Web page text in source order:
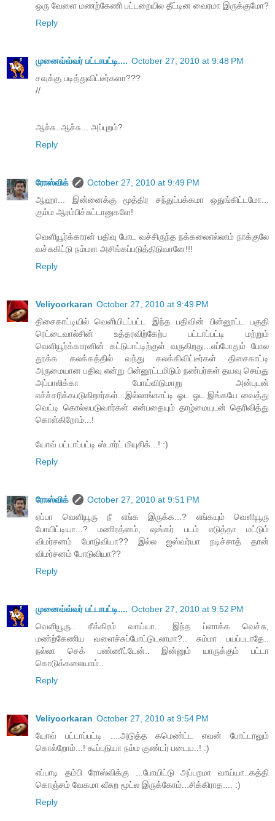
ஒரு வேளை மணற்கேணி பட்டறையில தீட்டின வைரமா இருக்குமோ?
Reply
முனைவ்வ்வர் பட்டாபட்டி.... October 27, 2010 at 9:48 PM
சவுக்கு படித்துவிட்டீர்களா???
//
ஆச்சு..ஆச்சு... அப்புறம்?
Reply
ரோஸ்விக்
October 27, 2010 at 9:49 PM
ஆஹா... இன்னைக்கு மூத்திர சந்துப்பக்கமா ஒதுங்கிட்டமோ...
கும்ம ஆரம்பிச்சுட்டானுகளே!
வெளியூர்க்காரன் பதிவு போட வச்சிருந்த நக்கலைஎல்லாம் நாக்குலே
வச்சுகிட்டு நம்மள அசிங்கப்படுத்திடுவானே!!!
Reply
Veliyoorkaran October 27, 2010 at 9:49 PM
திசைகாட்டியில் வெளியிடப்பட்ட இந்த பதிவின் பின்னூட்ட பகுதி
ரெட்டைவால்சின் உத்தரவிற்கேற்ப பட்டாப்பட்டி மற்றும்
வெளியூர்க்காரனின் கட்டுபாட்டிற்குள் வருகிறது...எப்போதும் போல
தூக்க கலக்கத்தில் வந்து கலக்கிவிட்டீர்கள் திசைகாட்டி
அருமையான பதிவு என்று பின்னூட்டமிடும் நண்பர்கள் தயவு செய்து
அப்பாலிக்கா போய்விடுமாறு அன்புடன்
எச்ச்சரிக்கபடுகிறார்கள்...இல்லாங்காட்டி ஓட ஓட இங்கயே வைத்து
வெட்டி கொல்லபடுவார்கள் என்பதையும் தாழ்மையுடன் தெரிவித்து
கொள்கிறோம்...!
யோவ் பட்டாப்பட்டி ஸ்டார்ட் மியுசிக்...! :)
Reply
ரோஸ்விக்
October 27, 2010 at 9:51 PM
ஏப்பா வெளியூரு நீ எங்க இருக்க...? எங்கயும் வெளியூரு
போயிட்டியா...? மணிரத்னம், ஷங்கர் படம் எடுத்தா மட்டும்
விமர்சனம் போடுவியா?? இல்ல ஐஸ்வர்யா நடிச்சாத் தான்
விமர்சனம் போடுவியா??
Reply
முனைவ்வ்வர் பட்டாபட்டி.... October 27, 2010 at 9:52 PM
வெளியூரு.. சீக்கிரம் வாய்யா.. இந்த ப்ளாக்க வெச்சு,
மண்ற்கேணிய வளைச்சுப்போட்டுடலாமா?.. சும்மா பயப்படாதே..
நல்லா செக் பண்ணீட்டேன்.. இன்னும் யாருக்கும் பட்டா
கொடுக்கலையாம்..
Reply
Veliyoorkaran October 27, 2010 at 9:54 PM
யோவ் பட்டாப்பட்டி ....அடுத்த கமெண்ட்ட எவன் போட்டாலும்
கொல்றோம்...! கூப்புடுயா நம்ம குண்டர் படைய..! :)
எப்பாடி தம்பி ரோஸ்விக்கு ...போயிட்டு அப்பறமா வாய்யா..கத்தி
கொஞ்சம் வேகமா வீசுற மூட்ல இருக்கோம்...சிக்கிராத.... :)
Reply